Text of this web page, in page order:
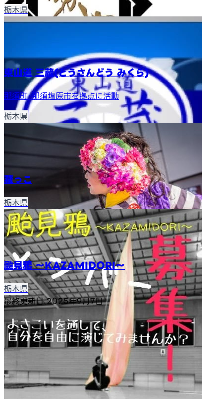
栃木県
東山道 三蔵(とうさんどう みくら)
那須町･那須塩原市を拠点に活動
栃木県
藏っこ
栃木県
颱見鴉 ～KAZAMIDORI～
栃木県
最終更新日2025年9月7日